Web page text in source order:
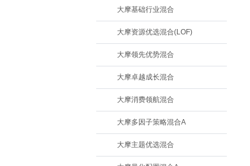
大摩基础行业混合
大摩资源优选混合(LOF)
大摩领先优势混合
大摩卓越成长混合
大摩消费领航混合
大摩多因子策略混合A
大摩主题优选混合